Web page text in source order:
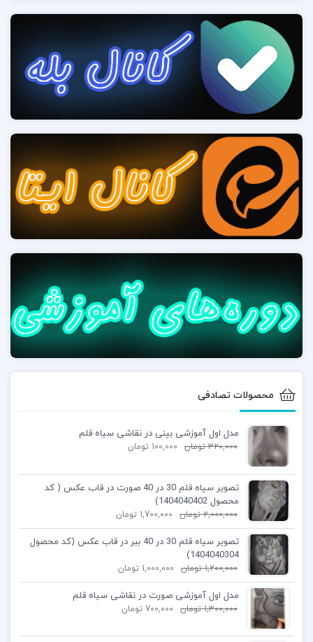
محصولات تصادفی
مدل اول آموزشی بینی در نقاشی سیاه قلم
320,000 تومان 100,000 تومان
تصویر سیاه قلم 30 در 40 صورت در قاب عکس ( کد
محصول 1404040402)
2,000,000 تومان 1,700,000 تومان
تصویر سیاه قلم 30 در 40 ببر در قاب عکس (کد محصول
1404040304)
1,200,000 تومان 1,000,000 تومان
مدل اول آموزشی صورت در نقاشی سیاه قلم
1,300,000 تومان 700,000 تومان